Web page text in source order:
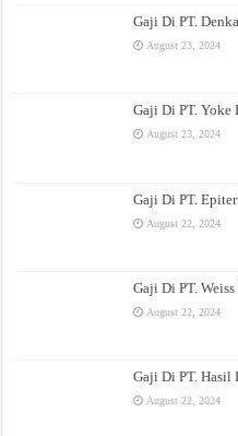
Gaji Di PT.
August 23, 2024
Gaji Di PT. Yoke
August 23, 2024
Gaji Di PT.
August 22, 2024
Gaji Di PT. Weiss
August 22, 2024
Gaji Di PT. Hasil
August 22, 2024